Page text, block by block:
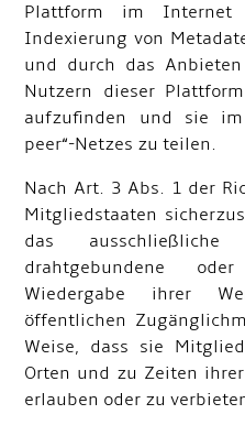
Plattform im
Indexierung von
und durch das
Nutzern dieser
aufzufinden und sie im
peer“-Netzes zu teilen.
Nach Art. 3 Abs. 1 der
Mitgliedstaaten
das
drahtgebundene
Wiedergabe ihrer
öffentlichen
Weise, dass sie
Orten und zu Zeiten
erlauben oder zu